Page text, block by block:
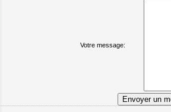
Votre message: